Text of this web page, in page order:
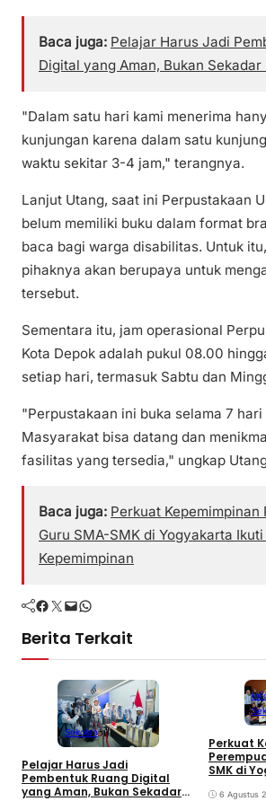
Baca juga: Pelajar Harus Jadi
Digital yang Aman, Bukan Sekadar
"Dalam satu hari kami menerima
kunjungan karena dalam satu
waktu sekitar 3-4 jam," terangnya.
Lanjut Utang, saat ini Perpustakaan
belum memiliki buku dalam format
baca bagi warga disabilitas. Untuk
pihaknya akan berupaya untuk
tersebut.
Sementara itu, jam operasional
Kota Depok adalah pukul 08.00
setiap hari, termasuk Sabtu dan
"Perpustakaan ini buka selama 7
Masyarakat bisa datang dan
fasilitas yang tersedia," ungkap
Baca juga: Perkuat Kepemimpinan
Guru SMA-SMK di Yogyakarta
Kepemimpinan
Facebook Twitter Mail WhatsApp
Berita Terkait
Sekolah
Pelajar Harus Jadi
Pembentuk Ruang Digital
yang Aman, Bukan Sekadar
Perkuat
SMK di
6 Agustus